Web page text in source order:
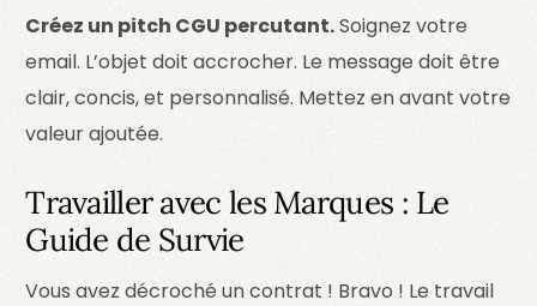
Créez un pitch CGU percutant.Soignez votre
email. L’objet doit accrocher. Le message doit être
clair, concis, et personnalisé. Mettez en avant votre
valeur ajoutée.
Travailler avec les Marques : Le
Guide de Survie
Vous avez décroché un contrat ! Bravo ! Le travail